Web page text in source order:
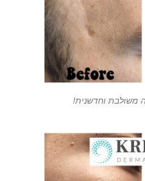
משולבת וחדשנית!